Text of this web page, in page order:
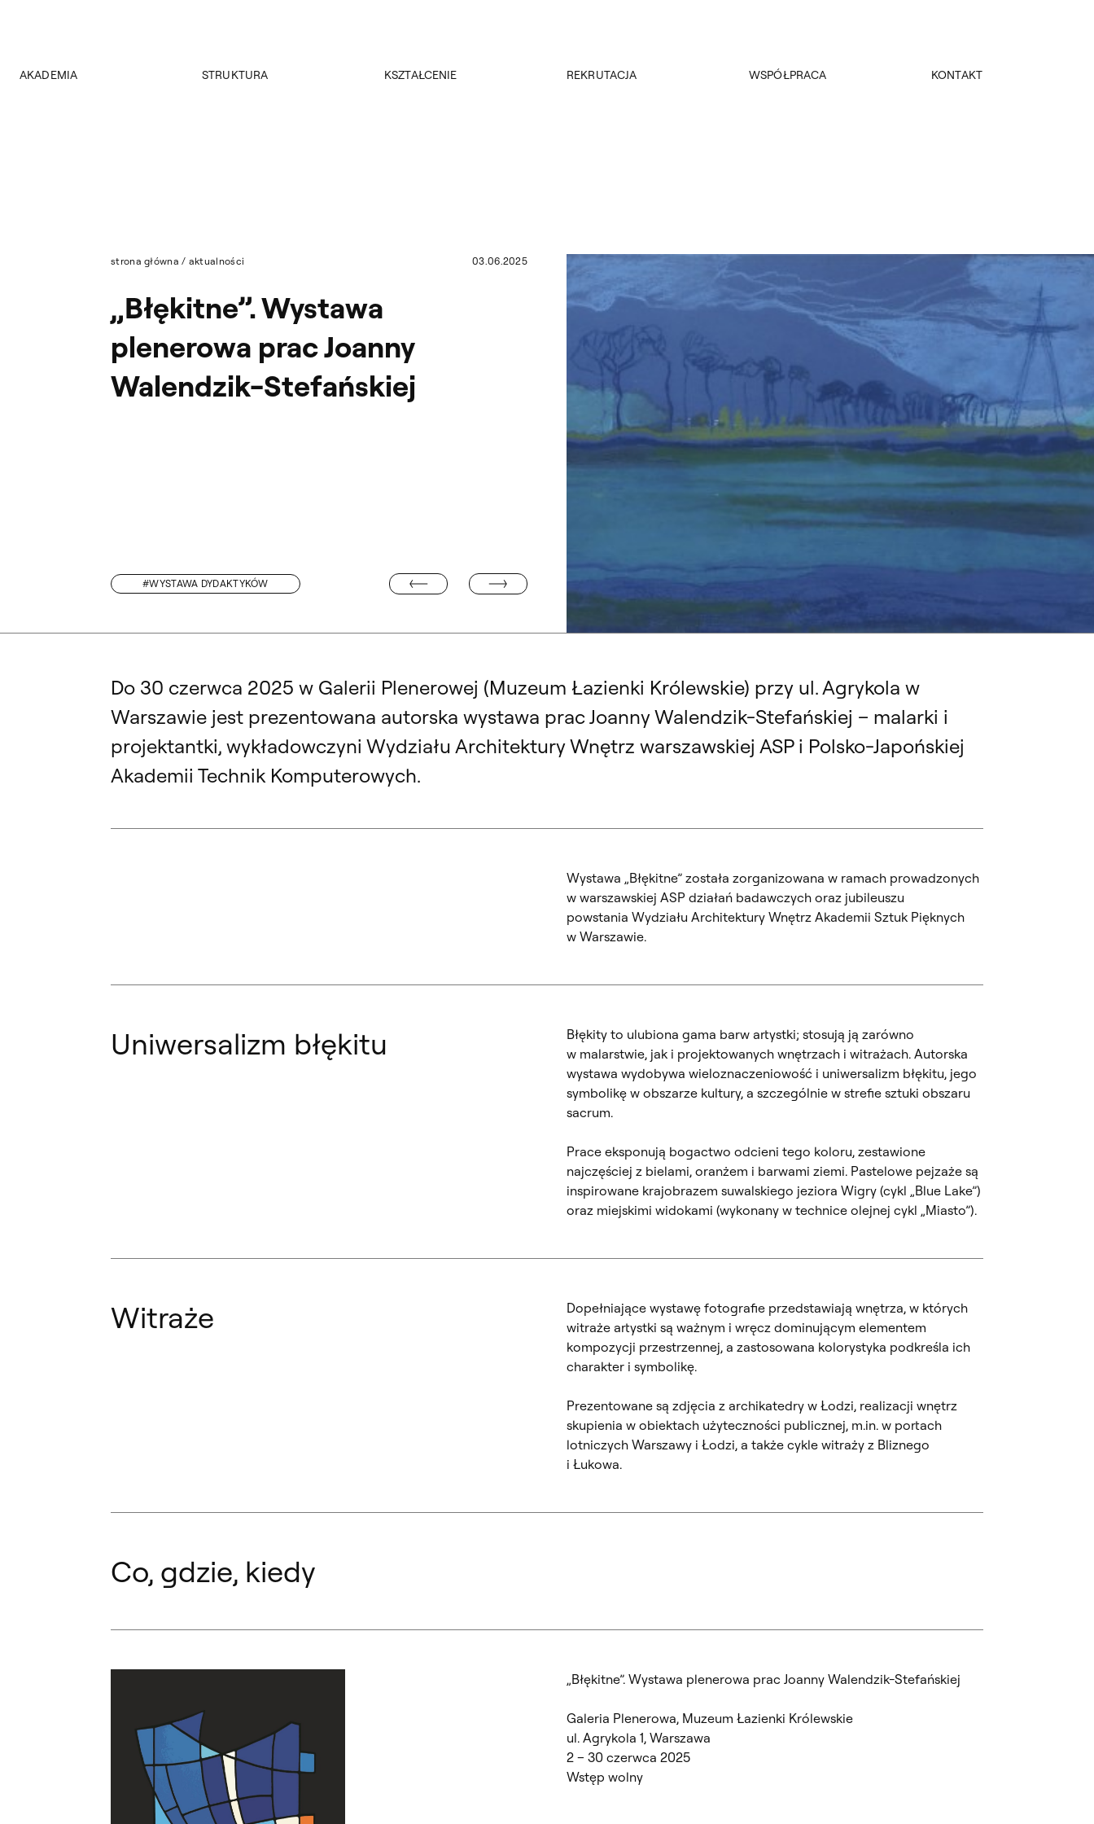
AKADEMIA STRUKTURA KSZTAŁCENIE REKRUTACJA WSPÓŁPRACA KONTAKT
strona główna / aktualności 03.06.2025
„Błękitne”. Wystawa
plenerowa prac Joanny
Walendzik-Stefańskiej
#WYSTAWA DYDAKTYKÓW
„STANISŁAW GAJEWSKI. PLAKATY”. SPOTKANIE AUTORSKIE
TYPO.ROZMOWA Z OLĄ KOT W ZECERNI ASP W WARSZAWIE
„Błękitne”. Wystawa prac Joanny Walendzik-Stefańskiej, 2 – 30.06.2025, Galeria Plenerowa, Muzeum Łazienki
Do 30 czerwca 2025 w Galerii Plenerowej (Muzeum Łazienki Królewskie) przy ul. Agrykola w
Warszawie jest prezentowana autorska wystawa prac Joanny Walendzik-Stefańskiej – malarki i
projektantki, wykładowczyni Wydziału Architektury Wnętrz warszawskiej ASP i Polsko-Japońskiej
Akademii Technik Komputerowych.
Wystawa „Błękitne” została zorganizowana w ramach prowadzonych
w warszawskiej ASP działań badawczych oraz jubileuszu
powstania Wydziału Architektury Wnętrz Akademii Sztuk Pięknych
w Warszawie.
Uniwersalizm błękitu
Błękity to ulubiona gama barw artystki; stosują ją zarówno
w malarstwie, jak i projektowanych wnętrzach i witrażach. Autorska
wystawa wydobywa wieloznaczeniowość i uniwersalizm błękitu, jego
symbolikę w obszarze kultury, a szczególnie w strefie sztuki obszaru
sacrum.
Prace eksponują bogactwo odcieni tego koloru, zestawione
najczęściej z bielami, oranżem i barwami ziemi. Pastelowe pejzaże są
inspirowane krajobrazem suwalskiego jeziora Wigry (cykl „Blue Lake”)
oraz miejskimi widokami (wykonany w technice olejnej cykl „Miasto”).
Witraże
Dopełniające wystawę fotografie przedstawiają wnętrza, w których
witraże artystki są ważnym i wręcz dominującym elementem
kompozycji przestrzennej, a zastosowana kolorystyka podkreśla ich
charakter i symbolikę.
Prezentowane są zdjęcia z archikatedry w Łodzi, realizacji wnętrz
skupienia w obiektach użyteczności publicznej, m.in. w portach
lotniczych Warszawy i Łodzi, a także cykle witraży z Bliznego
i Łukowa.
Co, gdzie, kiedy
„Błękitne”. Wystawa plenerowa prac Joanny Walendzik-Stefańskiej
Galeria Plenerowa, Muzeum Łazienki Królewskie
ul. Agrykola 1, Warszawa
2 – 30 czerwca 2025
Wstęp wolny